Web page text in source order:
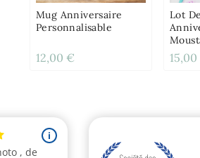
Mug Anniversaire
Personnalisable
12,00 €
Lot